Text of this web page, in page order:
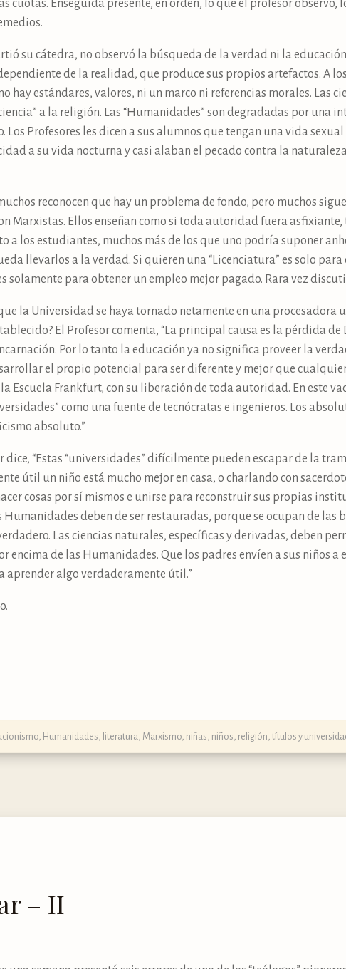
cuotas. Enseguida presente, en orden, lo que el profesor observó,
su cátedra, no observó la búsqueda de la verdad ni la
de la realidad, que produce sus propios artefactos. A
hay estándares, valores, ni un marco ni referencias morales. Las
a la religión. Las “Humanidades” son degradadas por una
Los Profesores les dicen a sus alumnos que tengan una vida sexual
a su vida nocturna y casi alaban el pecado contra la
reconocen que hay un problema de fondo, pero muchos
Marxistas. Ellos enseñan como si toda autoridad fuera
a los estudiantes, muchos más de los que uno podría suponer
llevarlos a la verdad. Si quieren una “Licenciatura” es solo
solamente para obtener un empleo mejor pagado. Rara vez
que la Universidad se haya tornado netamente en una
El Profesor comenta, “La principal causa es la pérdida
Por lo tanto la educación ya no significa proveer la
el propio potencial para ser diferente y mejor que
Escuela Frankfurt, con su liberación de toda autoridad. En este
como una fuente de tecnócratas e ingenieros. Los
absoluto.”
dice, “Estas “universidades” difícilmente pueden escapar de la
útil un niño está mucho mejor en casa, o charlando con
cosas por sí mismos e unirse para reconstruir sus propias
Humanidades deben de ser restauradas, porque se ocupan de las
Las ciencias naturales, específicas y derivadas, deben
de las Humanidades. Que los padres envíen a sus niños a
aprender algo verdaderamente útil.”
, Humanidades, literatura, Marxismo, niñas, niños, religión, títulos y
– II